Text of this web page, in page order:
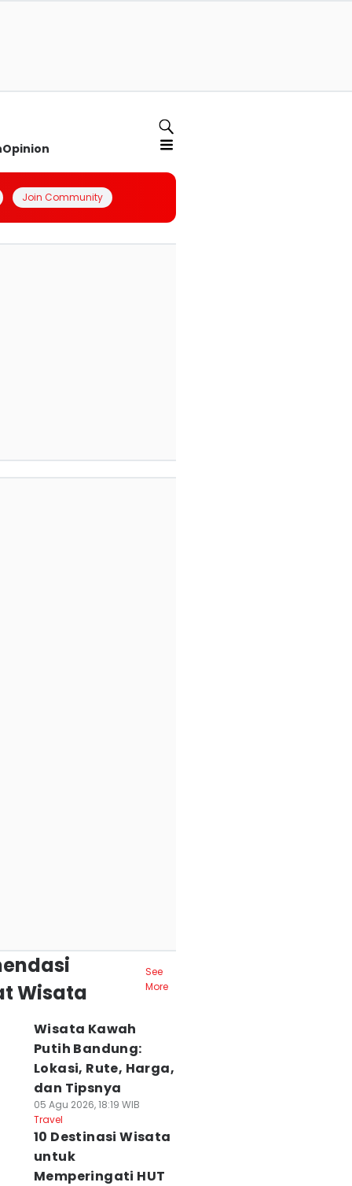
Opinion
Join Community
Wisata
See
More
Wisata Kawah
Putih Bandung:
Lokasi, Rute, Harga,
dan Tipsnya
05 Agu 2026, 18:19 WIB
Travel
10 Destinasi Wisata
untuk
Memperingati HUT